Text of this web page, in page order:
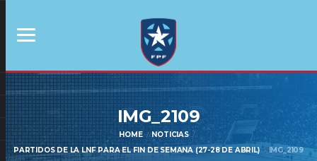
IMG_2109
HOME
NOTICIAS
PARTIDOS DE LA LNF PARA EL FIN DE SEMANA (27-28 DE ABRIL)
IMG_2109